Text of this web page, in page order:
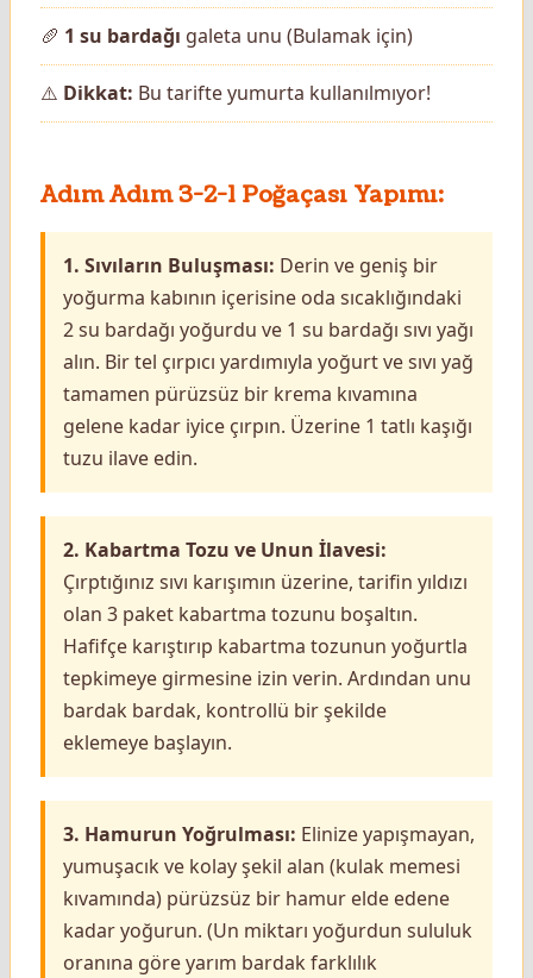
🥖 1 su bardağı galeta unu (Bulamak için)
⚠️ Dikkat: Bu tarifte yumurta kullanılmıyor!
Adım Adım 3-2-1 Poğaçası Yapımı:
1. Sıvıların Buluşması: Derin ve geniş bir
yoğurma kabının içerisine oda sıcaklığındaki
2 su bardağı yoğurdu ve 1 su bardağı sıvı yağı
alın. Bir tel çırpıcı yardımıyla yoğurt ve sıvı yağ
tamamen pürüzsüz bir krema kıvamına
gelene kadar iyice çırpın. Üzerine 1 tatlı kaşığı
tuzu ilave edin.
2. Kabartma Tozu ve Unun İlavesi:
Çırptığınız sıvı karışımın üzerine, tarifin yıldızı
olan 3 paket kabartma tozunu boşaltın.
Hafifçe karıştırıp kabartma tozunun yoğurtla
tepkimeye girmesine izin verin. Ardından unu
bardak bardak, kontrollü bir şekilde
eklemeye başlayın.
3. Hamurun Yoğrulması: Elinize yapışmayan,
yumuşacık ve kolay şekil alan (kulak memesi
kıvamında) pürüzsüz bir hamur elde edene
kadar yoğurun. (Un miktarı yoğurdun sululuk
oranına göre yarım bardak farklılık